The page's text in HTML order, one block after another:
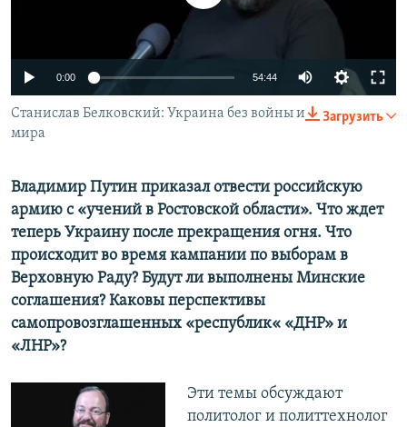
КРЫМ.НЕПОКОРЕННЫЙ
ELIFBE
УКРАИНСКАЯ ПРОБЛЕМА КРЫМА
Все сайты RFE/RL
0:00 54:44
Загрузить
Станислав Белковский: Украина без войны и
мира
Владимир Путин приказал отвести российскую
армию с «учений в Ростовской области». Что ждет
теперь Украину после прекращения огня. Что
происходит во время кампании по выборам в
Верховную Раду? Будут ли выполнены Минские
соглашения? Каковы перспективы
самопровозглашенных «республик« «ДНР» и
«ЛНР»?
Эти темы обсуждают
политолог и политтехнолог